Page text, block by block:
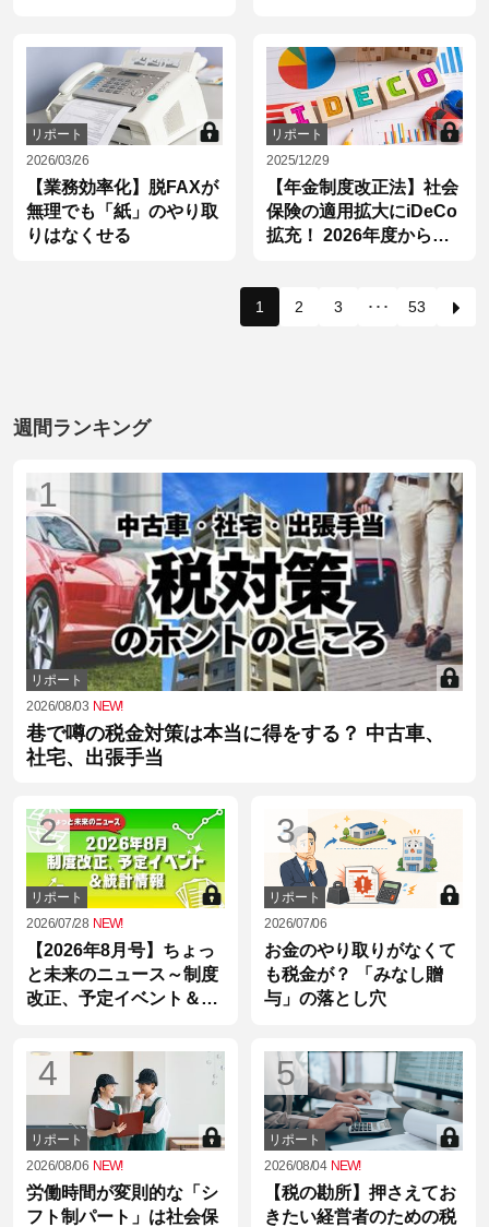
リポート
2026/03/26
【業務効率化】脱FAXが
無理でも「紙」のやり取
りはなくせる
リポート
2025/12/29
【年金制度改正法】社会
保険の適用拡大にiDeCo
拡充！ 2026年度から始
1 2 3 ･･･ 53
週間ランキング
1
リポート
2026/08/03 NEW!
巷で噂の税金対策は本当に得をする？ 中古車、
社宅、出張手当
2
リポート
2026/07/28 NEW!
【2026年8月号】ちょっ
と未来のニュース～制度
改正、予定イベント＆統
3
リポート
2026/07/06
お金のやり取りがなくて
も税金が？ 「みなし贈
与」の落とし穴
4
リポート
2026/08/06 NEW!
労働時間が変則的な「シ
フト制パート」は社会保
5
リポート
2026/08/04 NEW!
【税の勘所】押さえてお
きたい経営者のための税